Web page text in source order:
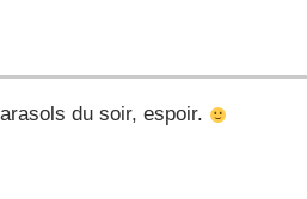
du soir, espoir.